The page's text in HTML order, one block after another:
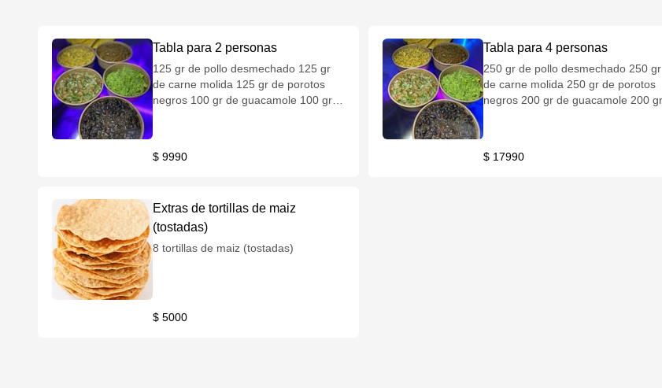
Tabla para 2 personas
125 gr de pollo desmechado 125 gr
de carne molida 125 gr de porotos
negros 100 gr de guacamole 100 gr
$ 9990
Tabla para 4 personas
250 gr de pollo desmechado 250 gr
de carne molida 250 gr de porotos
negros 200 gr de guacamole 200 gr
$ 17990
Extras de tortillas de maiz
(tostadas)
8 tortillas de maiz (tostadas)
$ 5000